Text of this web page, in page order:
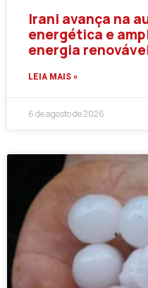
Irani avança na
energética e
energia
LEIA MAIS »
6 de agosto de 2026